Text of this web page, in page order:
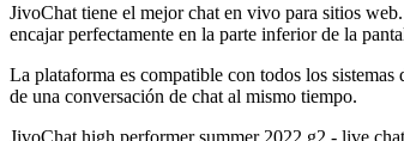
JivoChat tiene el mejor chat en vivo para sitios
encajar perfectamente en la parte inferior de la
La plataforma es compatible con todos los
de una conversación de chat al mismo tiempo.
JivoChat high performer summer 2022 g2 - live chat